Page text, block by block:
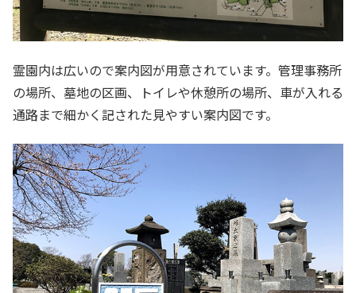
霊園内は広いので案内図が用意されています。管理事務所
の場所、墓地の区画、トイレや休憩所の場所、車が入れる
通路まで細かく記された見やすい案内図です。